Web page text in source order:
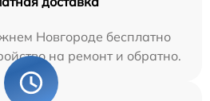
Новгороде бесплатно
на ремонт и обратно.